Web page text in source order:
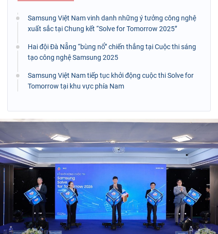
Samsung Việt Nam vinh danh những ý tưởng công nghệ
xuất sắc tại Chung kết “Solve for Tomorrow 2025”
Hai đội Đà Nẵng “bùng nổ” chiến thắng tại Cuộc thi sáng
tạo công nghệ Samsung 2025
Samsung Việt Nam tiếp tục khởi động cuộc thi Solve for
Tomorrow tại khu vực phía Nam